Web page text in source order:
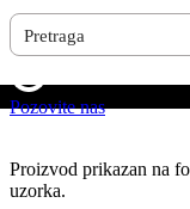
Pozovite nas
Proizvod prikazan na
uzorka.